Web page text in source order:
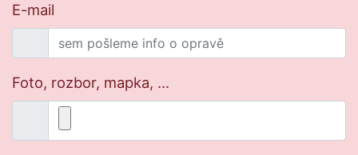
E-mail
Foto, rozbor, mapka, ...